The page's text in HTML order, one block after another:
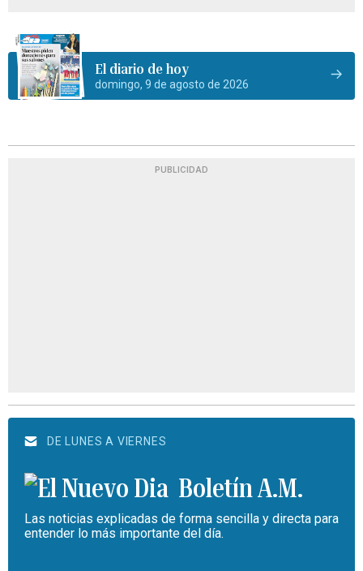
El diario de hoy
domingo, 9 de agosto de 2026
PUBLICIDAD
DE LUNES A VIERNES
Boletín A.M.
Las noticias explicadas de forma sencilla y directa para
entender lo más importante del día.